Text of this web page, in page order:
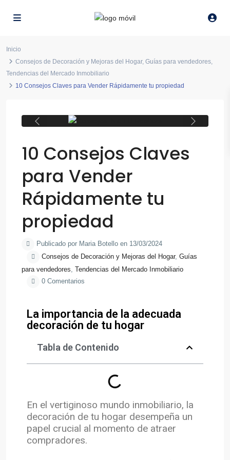
Inicio
Consejos de Decoración y Mejoras del Hogar, Guías para vendedores,
Tendencias del Mercado Inmobiliario
10 Consejos Claves para Vender Rápidamente tu propiedad
Previous Next
10 Consejos Claves
para Vender
Rápidamente tu
propiedad
Publicado por Maria Botello en 13/03/2024
Consejos de Decoración y Mejoras del Hogar, Guías
para vendedores, Tendencias del Mercado Inmobiliario
0 Comentarios
La importancia de la adecuada
decoración de tu hogar
Tabla de Contenido
En el vertiginoso mundo inmobiliario, la
decoración de tu hogar desempeña un
papel crucial al momento de atraer
compradores.